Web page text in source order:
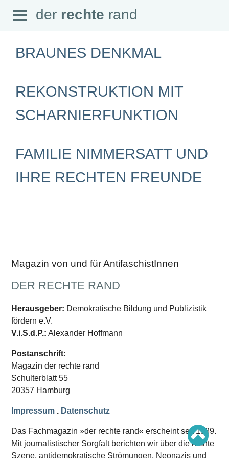
der rechte rand
SEITEN
Home
Audio
Abonnement
Impressum
Schwerpunkt NSU
Schwerpunkt »Reichsbürger«
Ausgaben Übersicht
Ausgabe 221
Ausgabe 220
Ausgabe 218
Ausgabe 217
Ausgabe 216
Open
Menu
der rechte rand
BRAUNES DENKMAL
REKONSTRUKTION MIT
SCHARNIERFUNKTION
FAMILIE NIMMERSATT UND
IHRE RECHTEN FREUNDE
Magazin von und für AntifaschistInnen
DER RECHTE RAND
Herausgeber: Demokratische Bildung und Publizistik
fördern e.V.
V.i.S.d.P.: Alexander Hoffmann
Postanschrift:
Magazin der rechte rand
Schulterblatt 55
20357 Hamburg
Impressum . Datenschutz
Das Fachmagazin »der rechte rand« erscheint seit 1989.
Mit journalistischer Sorgfalt berichten wir über die rechte
Szene, antidemokratische Strömungen, Neonazis und